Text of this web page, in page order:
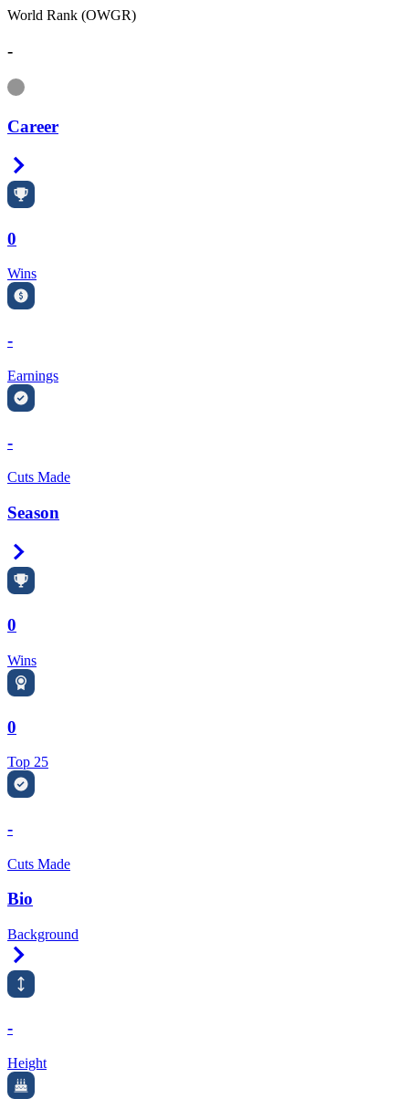
World Rank (OWGR)
-
Information
Career
0
Wins
-
Earnings
-
Cuts Made
Season
0
Wins
0
Top 25
-
Cuts Made
Bio
Background
-
Height